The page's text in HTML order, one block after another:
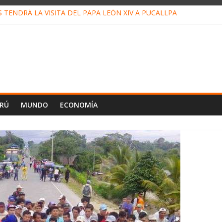
LA VISITA DEL PAPA LEÓN XIV A PUCALLPA
MUNDO ECONOMÍA